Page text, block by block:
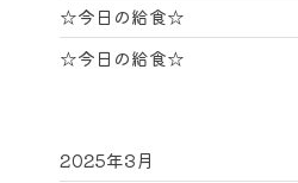
☆今日の給食☆
☆今日の給食☆
2025年3月